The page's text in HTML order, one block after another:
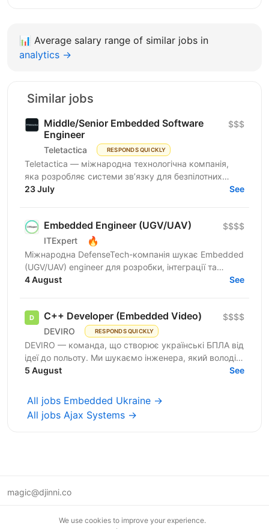
📊 Average salary range of similar jobs in
analytics →
Similar jobs
Middle/Senior Embedded Software
Engineer
Teletactica RESPONDS QUICKLY
$$$
Teletactica — міжнародна технологічна компанія,
яка розробляє системи зв’язку для безпілотних
авіаційних комплексів (БПаК), та охоплює як
23 July See
Embedded Engineer (UGV/UAV)
ITExpert 🔥
$$$$
Міжнародна DefenseTech-компанія шукає Embedded
(UGV/UAV) engineer для розробки, інтеграції та
тестування систем UGV в українському R&D-центрі.
4 August See
C++ Developer (Embedded Video)
DEVIRO RESPONDS QUICKLY
$$$$
DEVIRO — команда, що створює українські БПЛА від
ідеї до польоту. Ми шукаємо інженера, який володіє
C++ та технологіями комп’ютерного зору, щоб
5 August See
All jobs Embedded Ukraine →
All jobs Ajax Systems →
magic@djinni.co
We use cookies to improve your experience.